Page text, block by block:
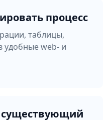
процесс
таблицы,
удобные web- и
существующий